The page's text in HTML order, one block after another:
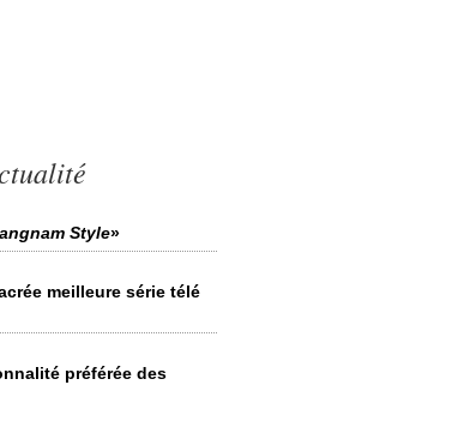
Style»
meilleure série télé
préférée des